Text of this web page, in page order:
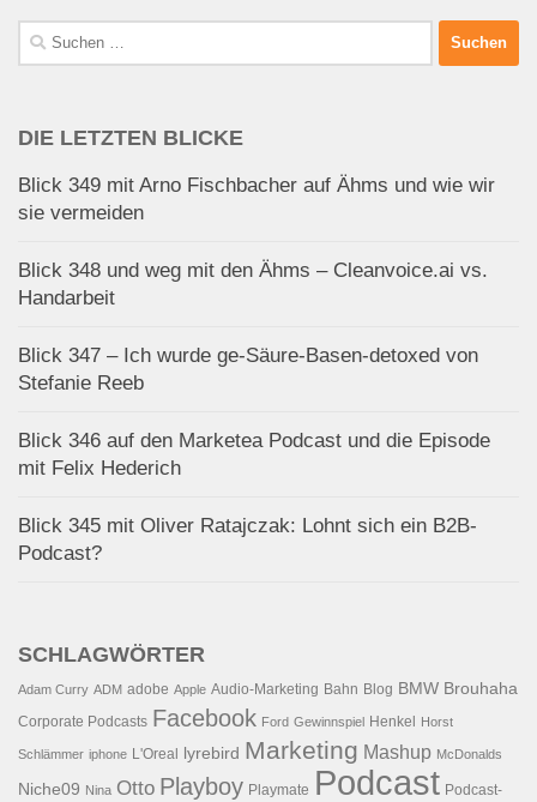
Suchen
nach:
DIE LETZTEN BLICKE
Blick 349 mit Arno Fischbacher auf Ähms und wie wir
sie vermeiden
Blick 348 und weg mit den Ähms – Cleanvoice.ai vs.
Handarbeit
Blick 347 – Ich wurde ge-Säure-Basen-detoxed von
Stefanie Reeb
Blick 346 auf den Marketea Podcast und die Episode
mit Felix Hederich
Blick 345 mit Oliver Ratajczak: Lohnt sich ein B2B-
Podcast?
SCHLAGWÖRTER
Adam Curry ADM adobe Apple Audio-Marketing Bahn Blog BMW Brouhaha
Corporate Podcasts Facebook Ford Gewinnspiel Henkel Horst
Schlämmer iphone L'Oreal lyrebird Marketing Mashup McDonalds
Niche09 Nina Otto Playboy Playmate Podcast Podcast-